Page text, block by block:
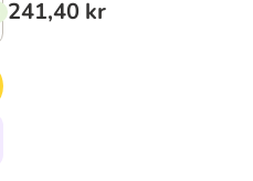
241,40 kr